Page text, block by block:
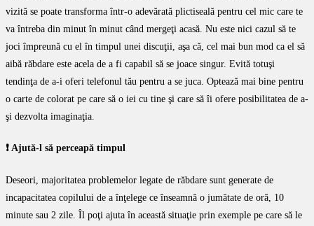
vizită se poate transforma într-o adevărată plictiseală pentru cel mic care te
va întreba din minut în minut când mergeţi acasă. Nu este nici cazul să te
joci împreună cu el în timpul unei discuţii, aşa că, cel mai bun mod ca el să
aibă răbdare este acela de a fi capabil să se joace singur. Evită totuşi
tendinţa de a-i oferi telefonul tău pentru a se juca. Optează mai bine pentru
o carte de colorat pe care să o iei cu tine şi care să îi ofere posibilitatea de a-
şi dezvolta imaginaţia.
❗️ Ajută-l să perceapă timpul
Deseori, majoritatea problemelor legate de răbdare sunt generate de
incapacitatea copilului de a înţelege ce înseamnă o jumătate de oră, 10
minute sau 2 zile. Îl poţi ajuta în această situaţie prin exemple pe care să le